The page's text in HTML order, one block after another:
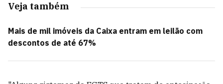
Veja também
Mais de mil imóveis da Caixa entram em leilão com
descontos de até 67%